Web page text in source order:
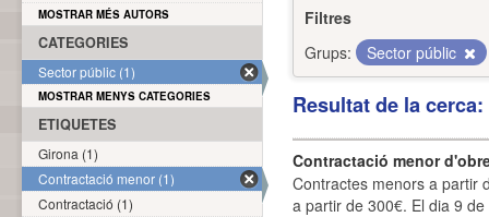
Filtres
Grups:
Sector públic
Resultat de la
Contractació menor
Contractes menors a partir
a partir de 300€. El dia 9
MOSTRAR MÉS AUTORS
CATEGORIES
Sector públic (1)
MOSTRAR MENYS CATEGORIES
ETIQUETES
Girona (1)
Contractació menor (1)
Contractació (1)